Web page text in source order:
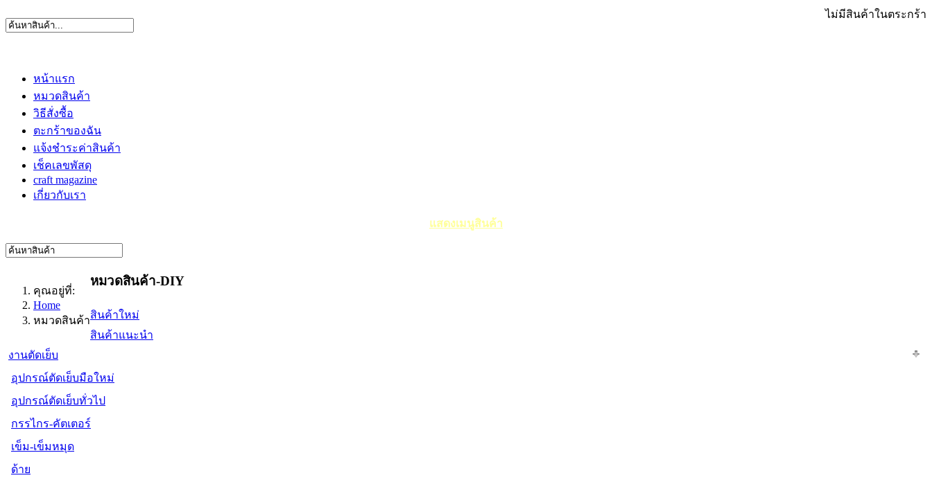
ไม่มีสินค้าในตระกร้า
หน้าแรก
หมวดสินค้า
วิธีสั่งซื้อ
ตะกร้าของฉัน
แจ้งชำระค่าสินค้า
เช็คเลขพัสดุ
craft magazine
เกี่ยวกับเรา
แสดงเมนูสินค้า
คุณอยู่ที่:
Home
หมวดสินค้า
หมวดสินค้า-DIY
สินค้าใหม่
สินค้าแนะนำ
งานตัดเย็บ
อุปกรณ์ตัดเย็บมือใหม่
อุปกรณ์ตัดเย็บทั่วไป
กรรไกร-คัตเตอร์
เข็ม-เข็มหมุด
ด้าย